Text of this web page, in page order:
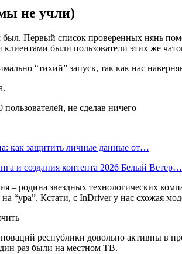
не учли)
Первый список проверенных нянь
были пользователи этих же
“тихий” запуск, так как нас
как защитить личные данные от…
и создания контента 2026 Белый Ветер…
– родина звездных технологических
“ура”. Кстати, с InDriver у нас схожая
республики довольно активны в
раз были на местном ТВ.